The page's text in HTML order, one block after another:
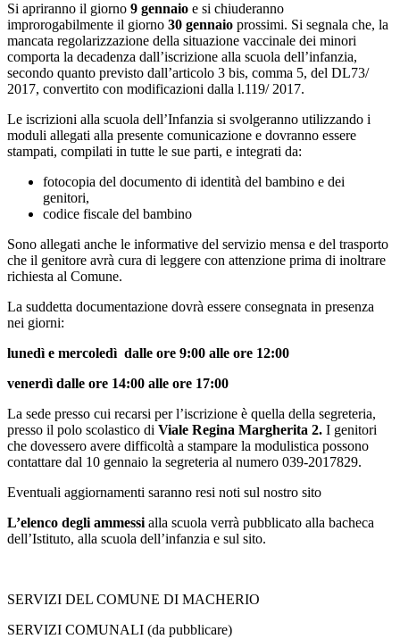
Si apriranno il giorno 9 gennaio e si chiuderanno
improrogabilmente il giorno 30 gennaio prossimi. Si segnala che, la
mancata regolarizzazione della situazione vaccinale dei minori
comporta la decadenza dall’iscrizione alla scuola dell’infanzia,
secondo quanto previsto dall’articolo 3 bis, comma 5, del DL73/
2017, convertito con modificazioni dalla l.119/ 2017.
Le iscrizioni alla scuola dell’Infanzia si svolgeranno utilizzando i
moduli allegati alla presente comunicazione e dovranno essere
stampati, compilati in tutte le sue parti, e integrati da:
fotocopia del documento di identità del bambino e dei
genitori,
codice fiscale del bambino
Sono allegati anche le informative del servizio mensa e del trasporto
che il genitore avrà cura di leggere con attenzione prima di inoltrare
richiesta al Comune.
La suddetta documentazione dovrà essere consegnata in presenza
nei giorni:
lunedì e mercoledì dalle ore 9:00 alle ore 12:00
venerdì dalle ore 14:00 alle ore 17:00
La sede presso cui recarsi per l’iscrizione è quella della segreteria,
presso il polo scolastico di Viale Regina Margherita 2. I genitori
che dovessero avere difficoltà a stampare la modulistica possono
contattare dal 10 gennaio la segreteria al numero 039-2017829.
Eventuali aggiornamenti saranno resi noti sul nostro sito
L’elenco degli ammessi alla scuola verrà pubblicato alla bacheca
dell’Istituto, alla scuola dell’infanzia e sul sito.
SERVIZI DEL COMUNE DI MACHERIO
SERVIZI COMUNALI (da pubblicare)